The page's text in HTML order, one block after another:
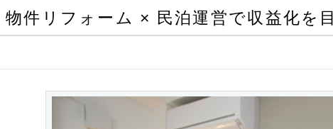
物件リフォーム × 民泊運営で収益化を